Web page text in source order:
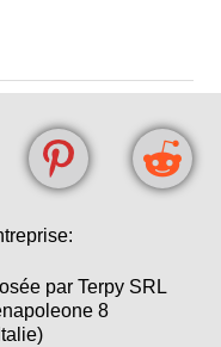
par Terpy SRL
8